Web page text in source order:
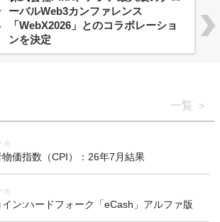
ーバルWeb3カンファレンス
「WebX2026」とのコラボレーショ
ンを決定
一覧
価指数（CPI）：26年7月結果
イン:ハードフォーク「eCash」アルファ版